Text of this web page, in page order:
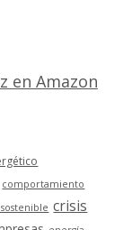
en Amazon
comportamiento
crisis